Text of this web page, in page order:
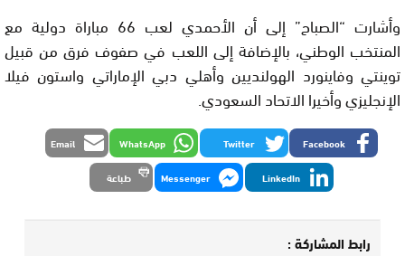
وأشارت “الصباح” إلى أن الأحمدي لعب 66 مباراة دولية مع
المنتخب الوطني، بالإضافة إلى اللعب في صفوف فرق من قبيل
توينتي وفاينورد الهولنديين وأهلي دبي الإماراتي واستون فيلا
الإنجليزي وأخيرا الاتحاد السعودي.
Facebook
Twitter
WhatsApp
Email
LinkedIn
Messenger طباعة
رابط المشاركة :